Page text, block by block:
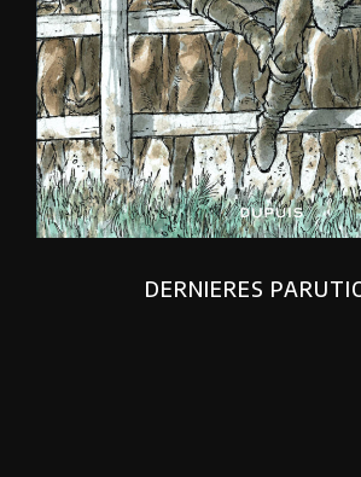
DERNIERES